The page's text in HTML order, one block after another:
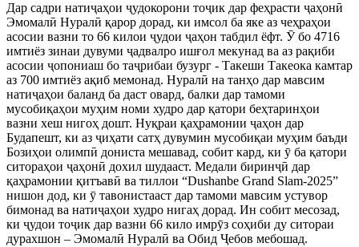
Дар садри натиҷаҳои ҷудокорони тоҷик дар феҳрасти ҷаҳонӣ
Эмомалӣ Нуралӣ қарор дорад, ки имсол ба яке аз чеҳраҳои
асосии вазни то 66 килои ҷудои ҷаҳон табдил ёфт. Ӯ бо 4716
имтиёз зинаи дувуми ҷадвалро ишғол мекунад ва аз рақиби
асосии ҷопониаш бо таҷрибаи бузург - Такеши Такеока камтар
аз 700 имтиёз ақиб мемонад. Нуралӣ на танҳо дар мавсим
натиҷаҳои баланд ба даст овард, балки дар тамоми
мусобиқаҳои муҳим номи худро дар қатори беҳтаринҳои
вазни хеш нигоҳ дошт. Нуқраи қаҳрамонии ҷаҳон дар
Будапешт, ки аз ҷиҳати сатҳ дувумин мусобиқаи муҳим баъди
Бозиҳои олимпӣ дониста мешавад, собит кард, ки ӯ ба қатори
ситораҳои ҷаҳонӣ дохил шудааст. Медали биринҷӣ дар
қаҳрамонии қитъавӣ ва тиллои “Dushanbe Grand Slam-2025”
нишон дод, ки ӯ тавонистааст дар тамоми мавсим устувор
бимонад ва натиҷаҳои худро нигаҳ дорад. Ин собит месозад,
ки ҷудои тоҷик дар вазни 66 кило имрӯз соҳиби ду ситораи
дурахшон – Эмомалӣ Нуралӣ ва Обид Ҷебов мебошад.